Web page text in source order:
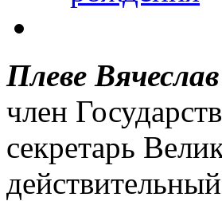
Плеве
член
секретарь